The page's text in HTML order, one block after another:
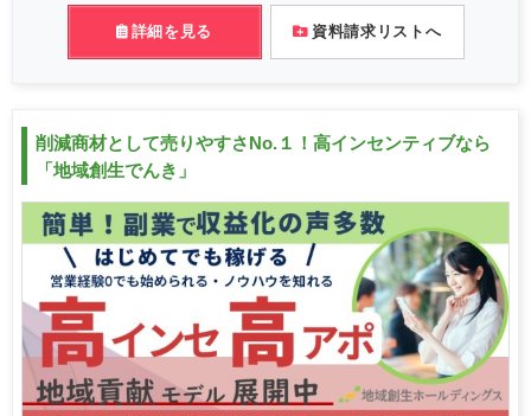
詳細を見る 資料請求リストへ
削減商材として売りやすさNo.１！高インセンティブなら
「地域創生でんき」